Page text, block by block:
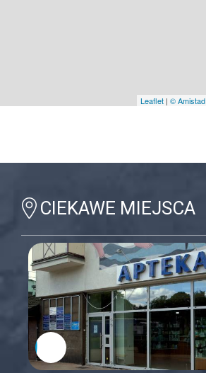
Leaflet | © Amistad
CIEKAWE MIEJSCA